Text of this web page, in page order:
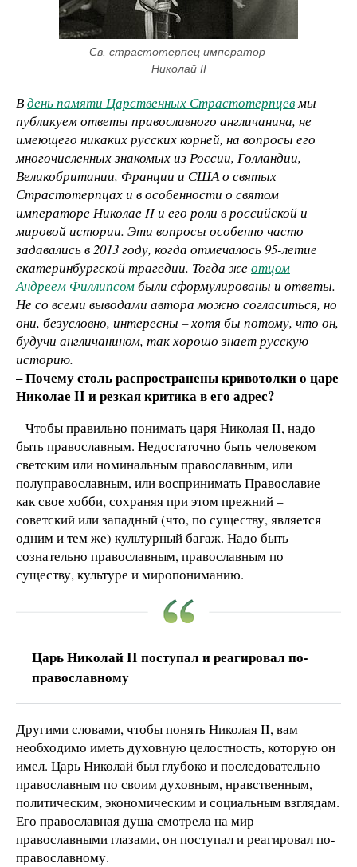
Св. страстотерпец император
Николай II
Вдень памяти Царственных Страстотерпцевмы
публикуем ответы православного англичанина, не
имеющего никаких русских корней, на вопросы его
многочисленных знакомых из России, Голландии,
Великобритании, Франции и США о святых
Страстотерпцах и в особенности о святом
императоре Николае II и его роли в российской и
мировой истории. Эти вопросы особенно часто
задавались в 2013 году, когда отмечалось 95-летие
екатеринбургской трагедии. Тогда жеотцом
Андреем Филлипсомбыли сформулированы и ответы.
Не со всеми выводами автора можно согласиться, но
они, безусловно, интересны – хотя бы потому, что он,
будучи англичанином, так хорошо знает русскую
историю.
– Почему столь распространены кривотолки о царе
Николае II и резкая критика в его адрес?
– Чтобы правильно понимать царя Николая II, надо
быть православным. Недостаточно быть человеком
светским или номинальным православным, или
полуправославным, или воспринимать Православие
как свое хобби, сохраняя при этом прежний –
советский или западный (что, по существу, является
одним и тем же) культурный багаж. Надо быть
сознательно православным, православным по
существу, культуре и миропониманию.
Царь Николай II поступал и реагировал по-
православному
Другими словами, чтобы понять Николая II, вам
необходимо иметь духовную целостность, которую он
имел. Царь Николай был глубоко и последовательно
православным по своим духовным, нравственным,
политическим, экономическим и социальным взглядам.
Его православная душа смотрела на мир
православными глазами, он поступал и реагировал по-
православному.